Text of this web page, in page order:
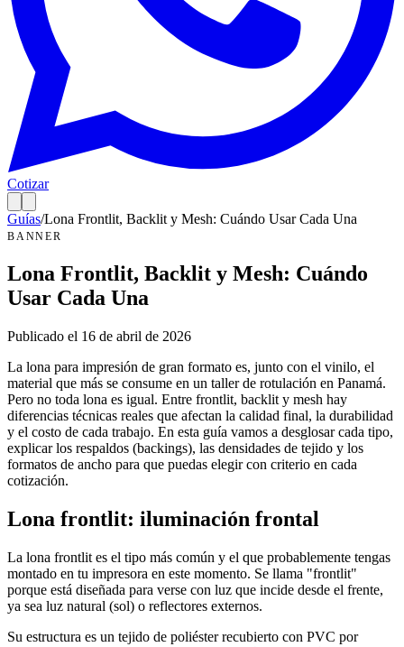
Cotizar
Guías/Lona Frontlit, Backlit y Mesh: Cuándo Usar Cada Una
BANNER
Lona Frontlit, Backlit y Mesh: Cuándo
Usar Cada Una
Publicado el 16 de abril de 2026
La lona para impresión de gran formato es, junto con el vinilo, el
material que más se consume en un taller de rotulación en Panamá.
Pero no toda lona es igual. Entre frontlit, backlit y mesh hay
diferencias técnicas reales que afectan la calidad final, la durabilidad
y el costo de cada trabajo. En esta guía vamos a desglosar cada tipo,
explicar los respaldos (backings), las densidades de tejido y los
formatos de ancho para que puedas elegir con criterio en cada
cotización.
Lona frontlit: iluminación frontal
La lona frontlit es el tipo más común y el que probablemente tengas
montado en tu impresora en este momento. Se llama "frontlit"
porque está diseñada para verse con luz que incide desde el frente,
ya sea luz natural (sol) o reflectores externos.
Su estructura es un tejido de poliéster recubierto con PVC por